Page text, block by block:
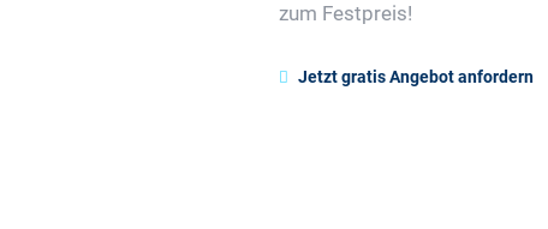
zum Festpreis!
Jetzt gratis Angebot anfordern